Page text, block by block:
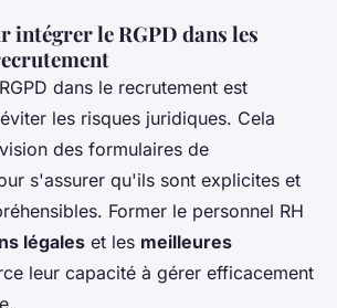
intégrer le RGPD dans les
dans le recrutement est
les risques juridiques. Cela
des formulaires de
s'assurer qu'ils sont explicites et
Former le personnel RH
légales et les meilleures
leur capacité à gérer efficacement